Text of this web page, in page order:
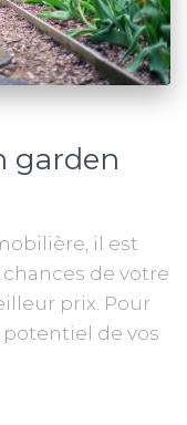
garden
il est
de votre
prix. Pour
de vos